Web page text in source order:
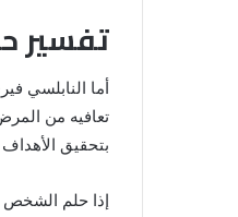
تفسير
أما النابلسي
تعافيه من
بتحقيق
إذا حلم الشخص
8 يونيو، 2025
خروج